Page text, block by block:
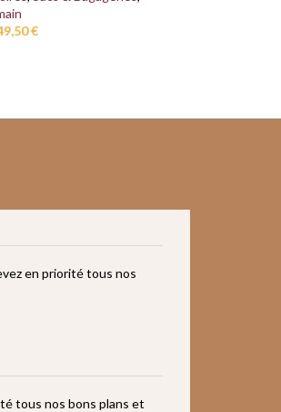
€
en priorité tous nos
tous nos bons plans et